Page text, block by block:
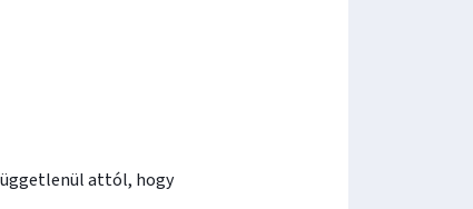
attól, hogy